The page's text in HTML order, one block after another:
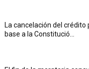
La cancelación del crédito
base a la Constitució...